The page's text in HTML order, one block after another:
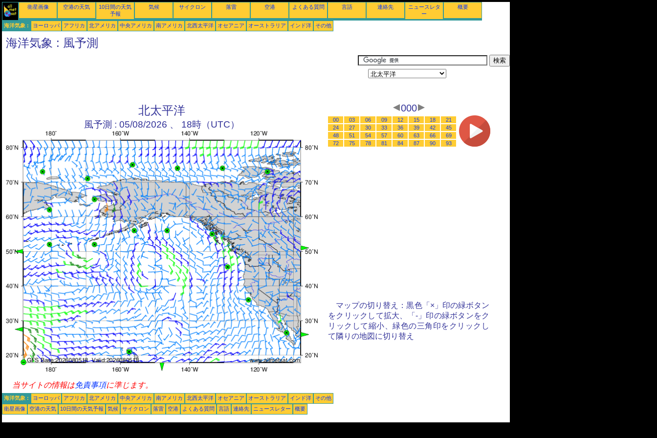
衛星画像 空港の天気
10日間の天気
予報
気候 サイクロン 落雷 空港 よくある質問 言語 連絡先
ニュースレタ
ー
概要
海洋気象 : ヨーロッパ アフリカ 北アメリカ 中央アメリカ 南アメリカ 北西太平洋 オセアニア オーストラリア インド洋 その他
海洋気象 : 風予測
北太平洋
風予測 : 05/08/2026 、 18時（UTC）
000
00 03 06 09 12 15 18
21
24
27 30 33 36 39 42
45
48
51 54 57 60 63 66
69
72
75 78 81 84 87 90 93
マップの切り替え：黒色「×」印の緑ボタン
をクリックして拡大、「-」印の緑ボタンをク
リックして縮小、緑色の三角印をクリックし
て隣りの地図に切り替え
当サイトの情報は免責事項に準じます。
海洋気象 : ヨーロッパ アフリカ 北アメリカ 中央アメリカ 南アメリカ 北西太平洋 オセアニア オーストラリア インド洋
その他
衛星画像
空港の天気 10日間の天気予報 気候 サイクロン 落雷 空港 よくある質問 言語 連絡先 ニュースレター 概要